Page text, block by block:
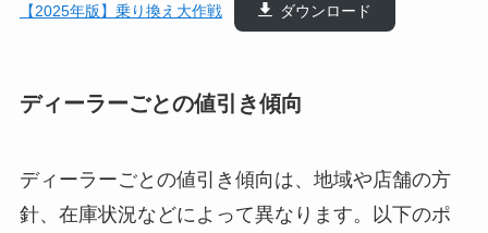
【2025年版】乗り換え大作戦 ダウンロード
ディーラーごとの値引き傾向
ディーラーごとの値引き傾向は、地域や店舗の方
針、在庫状況などによって異なります。以下のポ